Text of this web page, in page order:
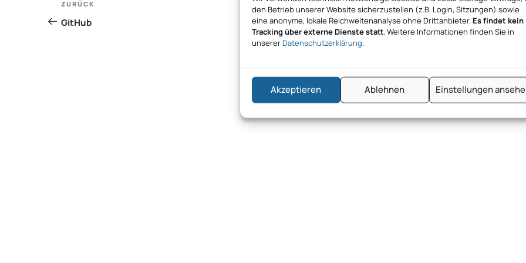
den Betrieb unserer Website sicherzustellen (z.B. Login, Sitzungen) sowie
eine anonyme, lokale Reichweitenanalyse ohne Drittanbieter. Es findet kein
Tracking über externe Dienste statt. Weitere Informationen finden Sie in
unserer Datenschutzerklärung.
Akzeptieren Ablehnen Einstellungen
Vorheriger
Beitrag
ZURÜCK
GitHub